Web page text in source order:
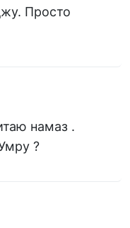
Просто
намаз .
?